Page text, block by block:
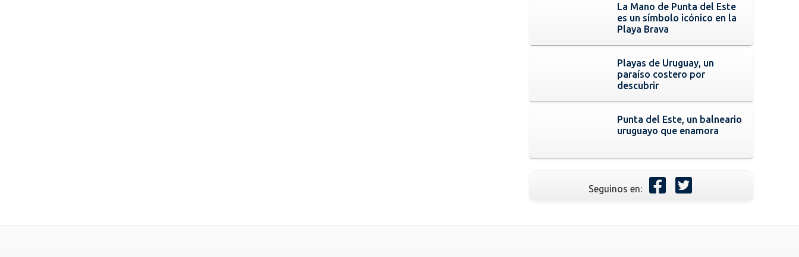
La Mano de Punta del Este
es un símbolo icónico en la
Playa Brava
Playas de Uruguay, un
paraíso costero por
descubrir
Punta del Este, un balneario
uruguayo que enamora
Seguinos en: